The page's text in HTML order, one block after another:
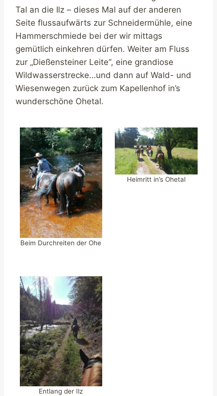
Tal an die Ilz – dieses Mal auf der anderen
Seite flussaufwärts zur Schneidermühle, eine
Hammerschmiede bei der wir mittags
gemütlich einkehren dürfen. Weiter am Fluss
zur „Dießensteiner Leite“, eine grandiose
Wildwasserstrecke…und dann auf Wald- und
Wiesenwegen zurück zum Kapellenhof in’s
wunderschöne Ohetal.
Beim Durchreiten der Ohe
Heimritt in’s Ohetal
Entlang der Ilz